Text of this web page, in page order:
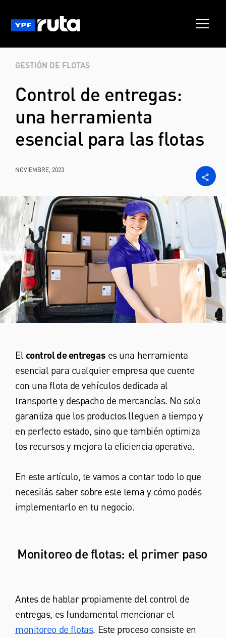
GESTIÓN DE FLOTAS
Control de entregas:
una herramienta
esencial para las flotas
NOVIEMBRE, 2023
El control de entregas es una herramienta
esencial para cualquier empresa que cuente
con una flota de vehículos dedicada al
transporte y despacho de mercancías. No solo
garantiza que los productos lleguen a tiempo y
en perfecto estado, sino que también optimiza
los recursos y mejora la eficiencia operativa.
En este artículo, te vamos a contar todo lo que
necesitás saber sobre este tema y cómo podés
implementarlo en tu negocio.
Monitoreo de flotas: el primer paso
Antes de hablar propiamente del control de
entregas, es fundamental mencionar el
monitoreo de flotas. Este proceso consiste en